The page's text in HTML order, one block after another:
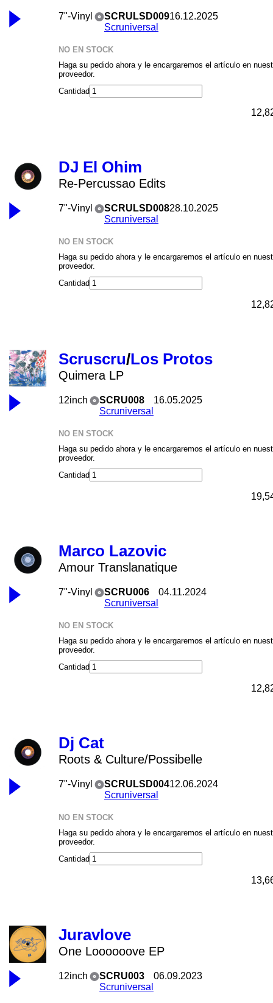
7"-Vinyl
SCRULSD009
Scruniversal
16.12.2025
NO EN STOCK
Haga su pedido ahora y le encargaremos el artículo en
proveedor.
Cantidad
DJ El Ohim
Re-Percussao Edits
7"-Vinyl
SCRULSD008
Scruniversal
28.10.2025
NO EN STOCK
Haga su pedido ahora y le encargaremos el artículo en
proveedor.
Cantidad
Scruscru/Los Protos
Quimera LP
12inch
SCRU008
Scruniversal
16.05.2025
NO EN STOCK
Haga su pedido ahora y le encargaremos el artículo en
proveedor.
Cantidad
Marco Lazovic
Amour Translanatique
7"-Vinyl
SCRU006
Scruniversal
04.11.2024
NO EN STOCK
Haga su pedido ahora y le encargaremos el artículo en
proveedor.
Cantidad
Dj Cat
Roots & Culture/Possibelle
7"-Vinyl
SCRULSD004
Scruniversal
12.06.2024
NO EN STOCK
Haga su pedido ahora y le encargaremos el artículo en
proveedor.
Cantidad
Juravlove
One Loooooove EP
12inch
SCRU003
Scruniversal
06.09.2023